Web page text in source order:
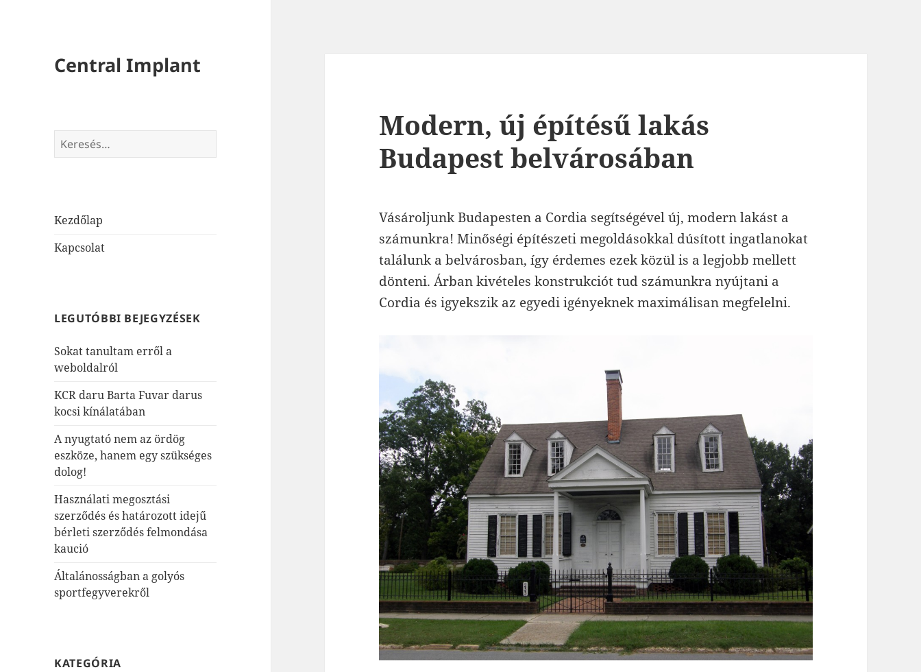
Central Implant
Keresés:
Kezdőlap
Kapcsolat
LEGUTÓBBI BEJEGYZÉSEK
Sokat tanultam erről a
weboldalról
KCR daru Barta Fuvar darus
kocsi kínálatában
A nyugtató nem az ördög
eszköze, hanem egy szükséges
dolog!
Használati megosztási
szerződés és határozott idejű
bérleti szerződés felmondása
kaució
Általánosságban a golyós
sportfegyverekről
KATEGÓRIA
Modern, új építésű lakás
Budapest belvárosában
Vásároljunk Budapesten a Cordia segítségével új, modern lakást a
számunkra! Minőségi építészeti megoldásokkal dúsított ingatlanokat
találunk a belvárosban, így érdemes ezek közül is a legjobb mellett
dönteni. Árban kivételes konstrukciót tud számunkra nyújtani a
Cordia és igyekszik az egyedi igényeknek maximálisan megfelelni.